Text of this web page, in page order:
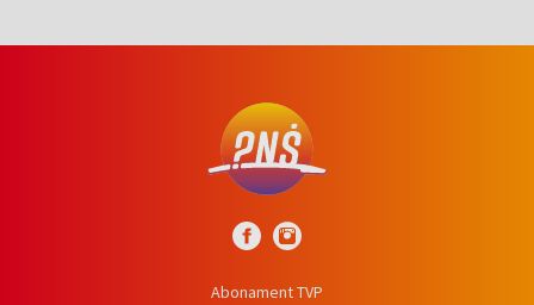
Abonament TVP